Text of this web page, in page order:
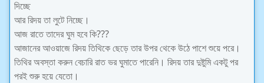
দিচ্ছে
আর রিদয় তা লুটে নিচ্ছে।
আজ রাতে তাদের ঘুম হবে কি???
আজানের আওয়াজে রিদয় তিথিকে ছেড়ে তার উপর থেকে উঠে পাশে শুয়ে পরে।
তিথির অবস্তা করুন বেচারি রাত ভর ঘুমাতে পারেনি। রিদয় তার দুষ্টুমি একটু পর
পরই শুরু হয়ে যেতো।